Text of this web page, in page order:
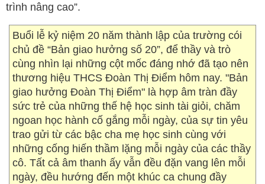
trình nâng cao”.
Buổi lễ kỷ niệm 20 năm thành lập của trường cói
chủ đề “Bản giao hưởng số 20”, để thầy và trò
cùng nhìn lại những cột mốc đáng nhớ đã tạo nên
thương hiệu THCS Đoàn Thị Điểm hôm nay. "Bản
giao hưởng Đoàn Thị Điểm" là hợp âm tràn đầy
sức trẻ của những thế hệ học sinh tài giỏi, chăm
ngoan học hành cố gắng mỗi ngày, của sự tin yêu
trao gửi từ các bậc cha mẹ học sinh cùng với
những cống hiến thầm lặng mỗi ngày của các thầy
cô. Tất cả âm thanh ấy vẫn đều đặn vang lên mỗi
ngày, đều hướng đến một khúc ca chung đầy